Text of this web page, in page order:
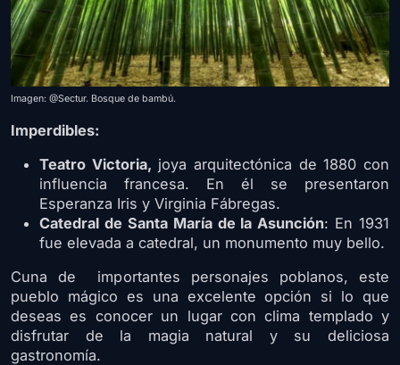
Imagen: @Sectur. Bosque de bambú.
Imperdibles:
Teatro Victoria, joya arquitectónica de 1880 con
influencia francesa. En él se presentaron
Esperanza Iris y Virginia Fábregas.
Catedral de Santa María de la Asunción: En 1931
fue elevada a catedral, un monumento muy bello.
Cuna de importantes personajes poblanos, este
pueblo mágico es una excelente opción si lo que
deseas es conocer un lugar con clima templado y
disfrutar de la magia natural y su deliciosa
gastronomía.